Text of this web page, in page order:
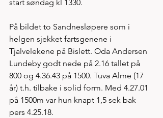
start søndag kl 1330.
På bildet to Sandnesløpere som i
helgen sjekket fartsgenene i
Tjalvelekene på Bislett. Oda Andersen
Lundeby godt nede på 2.16 tallet på
800 og 4.36.43 på 1500. Tuva Alme (17
år) t.h. tilbake i solid form. Med 4.27.01
på 1500m var hun knapt 1,5 sek bak
pers 4.25.18.